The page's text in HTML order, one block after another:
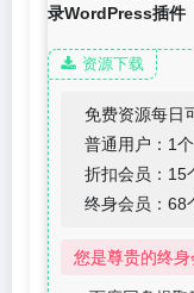
录WordPress插件
资源下载
免费资源每日
普通用户：1个
折扣会员：15
终身会员：68
您是尊贵的终